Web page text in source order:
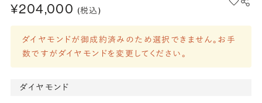
¥204,000 (税込)
ダイヤモンドが御成約済みのため選択できません。お手
数ですがダイヤモンドを変更してください。
ダイヤモンド